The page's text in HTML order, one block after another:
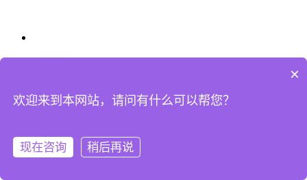
×
欢迎来到本网站，请问有什么可以帮您？
现在咨询 稍后再说